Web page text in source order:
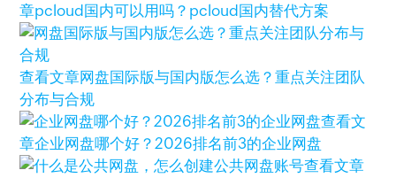
章pcloud国内可以用吗？pcloud国内替代方案
查看文章网盘国际版与国内版怎么选？重点关注团队
分布与合规
查看文
章企业网盘哪个好？2026排名前3的企业网盘
查看文章